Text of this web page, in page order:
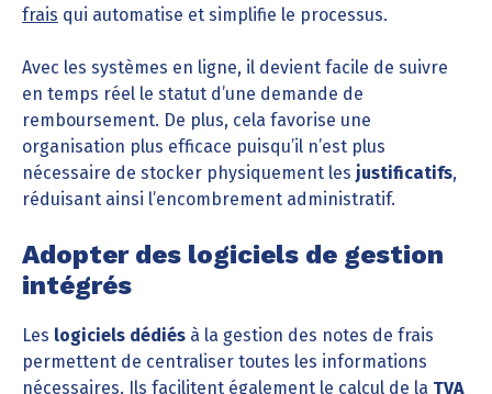
frais qui automatise et simplifie le processus.
Avec les systèmes en ligne, il devient facile de suivre
en temps réel le statut d’une demande de
remboursement. De plus, cela favorise une
organisation plus efficace puisqu’il n’est plus
nécessaire de stocker physiquement les justificatifs,
réduisant ainsi l’encombrement administratif.
Adopter des logiciels de gestion
intégrés
Les logiciels dédiés à la gestion des notes de frais
permettent de centraliser toutes les informations
nécessaires. Ils facilitent également le calcul de la TVA